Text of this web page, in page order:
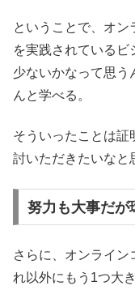
ということで、オン
を実践されている
少ないかなって思う
んと学べる。
そういったことは証
討いただきたいなと
努力も大事だが
さらに、オンライン
れ以外にもう1つ大